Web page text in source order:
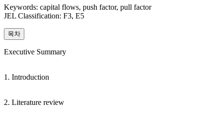
Keywords: capital flows, push factor, pull factor
JEL Classification: F3, E5
목차
Executive Summary
1. Introduction
2. Literature review